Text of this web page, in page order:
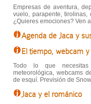
Empresas de aventura,
vuelo, parapente, tirolinas,
¿Quieres emociones? Ven
Agenda de Jaca y
El tiempo, webcam
Todo lo que
meteorológica, webcams
de esquí. Previsión de
Jaca y el románico